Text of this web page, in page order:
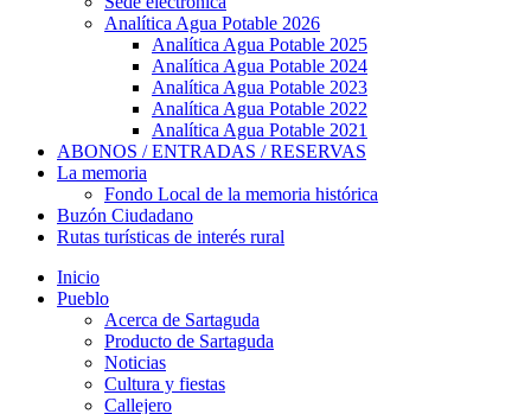
Analítica Agua Potable 2026
Analítica Agua Potable 2025
Analítica Agua Potable 2024
Analítica Agua Potable 2023
Analítica Agua Potable 2022
Analítica Agua Potable 2021
ABONOS / ENTRADAS / RESERVAS
La memoria
Fondo Local de la memoria histórica
Buzón Ciudadano
Rutas turísticas de interés rural
Inicio
Pueblo
Acerca de Sartaguda
Producto de Sartaguda
Noticias
Cultura y fiestas
Callejero